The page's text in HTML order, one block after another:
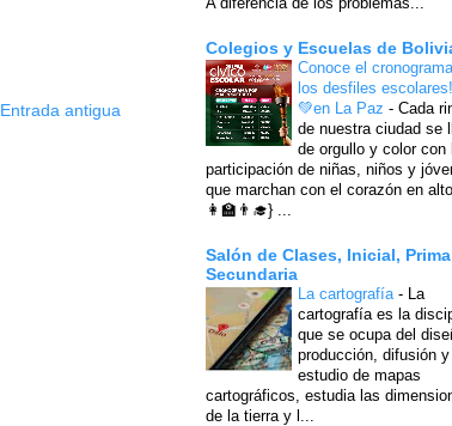
Entrada antigua
Colegios y Escuelas de
Conoce el
los desfiles
💚en La Paz - Cada
de nuestra ciudad se
de orgullo y color con
participación de niñas, niños y
que marchan con el corazón en
👩‍🏫👨‍🎓} ...
Salón de Clases, Inicial,
Secundaria
La cartografía -
La
cartografía es la
que se ocupa del
producción, difusión y
estudio de mapas
cartográficos, estudia las
de la tierra y l...